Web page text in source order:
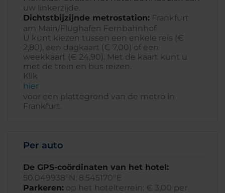
uw linkerzijde.
Dichtstbijzijnde metrostation: Frankfurt
am Main/Flughafen Fernbahnhof
U kunt kiezen tussen een enkele reis (€
2,80), een dagkaart (€ 7,00) of een
weekkaart (€ 24,90). Met de kaart kunt u
met de trein en bus reizen.
Klik
hier
voor een plattegrond van de metro in
Frankfurt.
Per auto
De GPS-coördinaten van het hotel:
50.049938°N; 8.545170°E
Parkeren: op het hotelterrein: € 3,00 per